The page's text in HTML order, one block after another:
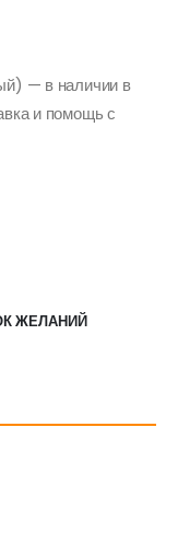
— в наличии в
и помощь с
ЖЕЛАНИЙ